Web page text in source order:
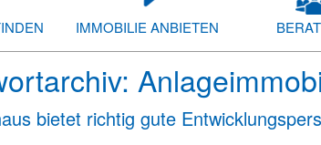
IMMOBILIE ANBIETEN
bietet richtig gute